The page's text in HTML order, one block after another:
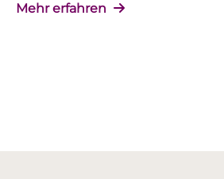
Mehr erfahren